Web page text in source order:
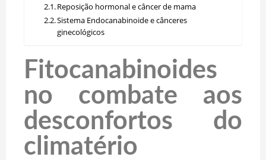
Reposição hormonal e câncer de mama
Sistema Endocanabinoide e cânceres
ginecológicos
Fitocanabinoides
no combate aos
desconfortos do
climatério